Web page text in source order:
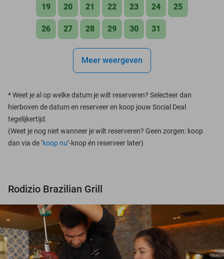
19 20 21 22 23 24 25
26 27 28 29 30 31
Meer weergeven
*Weet je al op welke datum je wilt reserveren? Selecteer dan
hierboven de datum en reserveer en koop jouw Social Deal
tegelijkertijd.
(Weet je nog niet wanneer je wilt reserveren? Geen zorgen: koop
dan via de ‘koop nu’-knop én reserveer later)
Rodizio Brazilian Grill